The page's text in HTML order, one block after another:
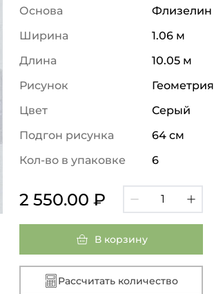
Основа
Флизелин
Ширина
1.06 м
Длина
10.05 м
Рисунок
Геометрия
Цвет
Серый
Подгон рисунка
64 см
Кол-во в упаковке
6
2 550.00 ₽
В корзину
Рассчитать количество